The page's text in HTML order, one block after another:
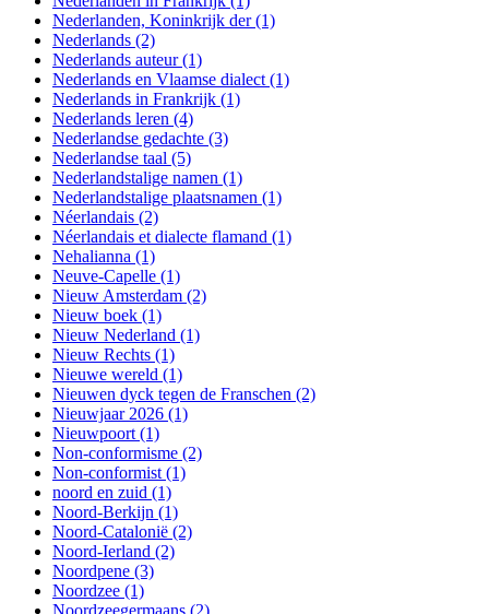
Nederlanden, Koninkrijk der(1)
Nederlands (2)
Nederlands auteur(1)
Nederlands en Vlaamse dialect (1)
Nederlands in Frankrijk (1)
Nederlands leren (4)
Nederlandse gedachte (3)
Nederlandse taal (5)
Nederlandstalige namen (1)
Nederlandstalige plaatsnamen (1)
Néerlandais (2)
Néerlandais et dialecte flamand (1)
Nehalianna (1)
Neuve-Capelle (1)
Nieuw Amsterdam (2)
Nieuw boek (1)
Nieuw Nederland (1)
Nieuw Rechts (1)
Nieuwe wereld (1)
Nieuwen dyck tegen de Franschen (2)
Nieuwjaar 2026 (1)
Nieuwpoort (1)
Non-conformisme (2)
Non-conformist (1)
noord en zuid (1)
Noord-Berkijn (1)
Noord-Catalonië (2)
Noord-Ierland (2)
Noordpene (3)
Noordzee (1)
Noordzeegermaans (2)